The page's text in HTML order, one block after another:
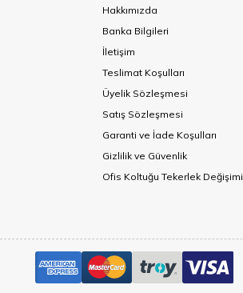
Hakkımızda
Banka Bilgileri
İletişim
Teslimat Koşulları
Üyelik Sözleşmesi
Satış Sözleşmesi
Garanti ve İade Koşulları
Gizlilik ve Güvenlik
Ofis Koltuğu Tekerlek Değişimi